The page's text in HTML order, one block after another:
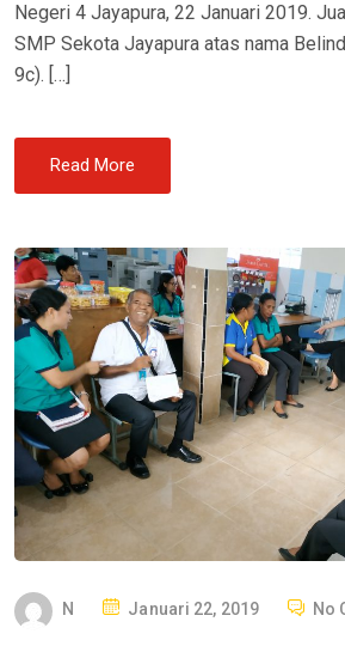
Negeri 4 Jayapura, 22 Januari 2019.
SMP Sekota Jayapura atas nama
9c). […]
Read More
N Januari 22, 2019 No